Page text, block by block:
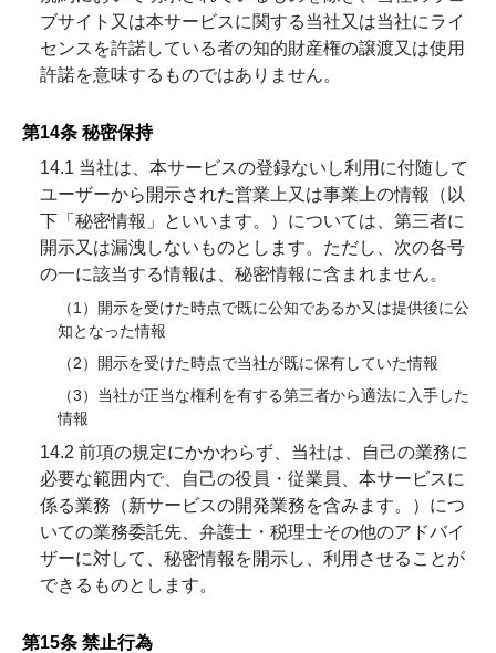
ブサイト又は本サービスに関する当社又は当社にライ
センスを許諾している者の知的財産権の譲渡又は使用
許諾を意味するものではありません。
第14条 秘密保持
14.1 当社は、本サービスの登録ないし利用に付随して
ユーザーから開示された営業上又は事業上の情報（以
下「秘密情報」といいます。）については、第三者に
開示又は漏洩しないものとします。ただし、次の各号
の一に該当する情報は、秘密情報に含まれません。
（1）開示を受けた時点で既に公知であるか又は提供後に公
知となった情報
（2）開示を受けた時点で当社が既に保有していた情報
（3）当社が正当な権利を有する第三者から適法に入手した
情報
14.2 前項の規定にかかわらず、当社は、自己の業務に
必要な範囲内で、自己の役員・従業員、本サービスに
係る業務（新サービスの開発業務を含みます。）につ
いての業務委託先、弁護士・税理士その他のアドバイ
ザーに対して、秘密情報を開示し、利用させることが
できるものとします。
第15条 禁止行為